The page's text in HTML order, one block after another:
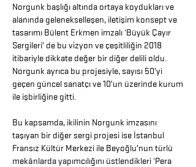
Norgunk başlığı altında ortaya koydukları ve
alanında gelenekselleşen, iletişim konsept ve
tasarımı Bülent Erkmen imzalı ‘Büyük Çayır
Sergileri’ de bu vizyon ve çeşitliliğin 2018
itibariyle dikkate değer bir diğer delili oldu.
Norgunk ayrıca bu projesiyle, sayısı 50’yi
geçen güncel sanatçı ve 10’un üzerinde kurum
ile işbirliğine gitti.
Bu kapsamda, ikilinin Norgunk imzasını
taşıyan bir diğer sergi projesi ise İstanbul
Fransız Kültür Merkezi ile Beyoğlu’nun türlü
mekânlarda yapımcılığını üstlendikleri ‘Pera